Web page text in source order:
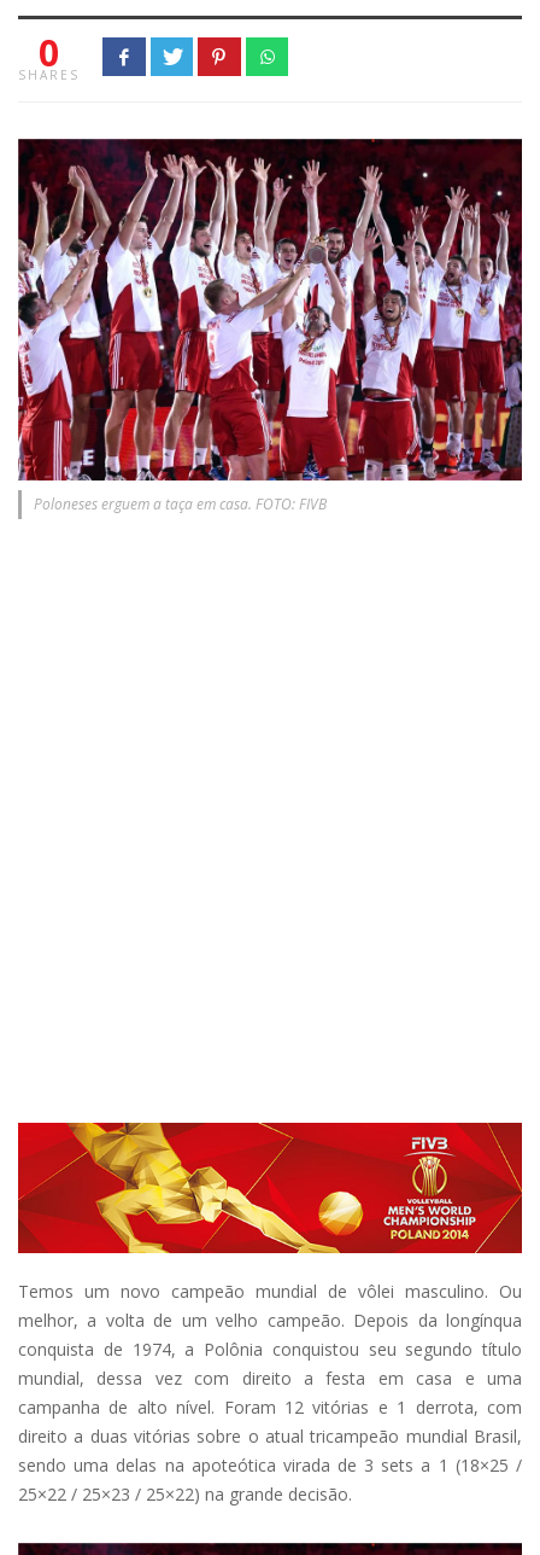
0
SHARES
Poloneses erguem a taça em casa. FOTO: FIVB
Temos um novo campeão mundial de vôlei masculino. Ou
melhor, a volta de um velho campeão. Depois da longínqua
conquista de 1974, a Polônia conquistou seu segundo título
mundial, dessa vez com direito a festa em casa e uma
campanha de alto nível. Foram 12 vitórias e 1 derrota, com
direito a duas vitórias sobre o atual tricampeão mundial Brasil,
sendo uma delas na apoteótica virada de 3 sets a 1 (18×25 /
25×22 / 25×23 / 25×22) na grande decisão.